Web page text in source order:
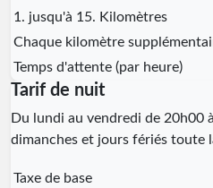
1. jusqu'à 15. Kilomètres
Chaque kilomètre
Temps d'attente (par heure)
Tarif de nuit
Du lundi au vendredi de 20h00
dimanches et jours fériés toute
Taxe de base